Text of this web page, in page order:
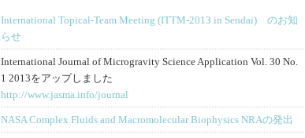
International Topical-Team Meeting (ITTM-2013 in Sendai) のお知
らせ
International Journal of Microgravity Science Application Vol. 30 No.
1 2013をアップしました
http://www.jasma.info/journal
NASA Complex Fluids and Macromolecular Biophysics NRAの発出